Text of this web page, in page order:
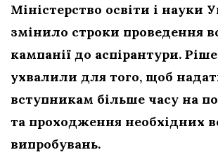
Міністерство освіти і науки
змінило строки проведення
кампанії до аспірантури.
ухвалили для того, щоб
вступникам більше часу на
та проходження необхідних
випробувань.